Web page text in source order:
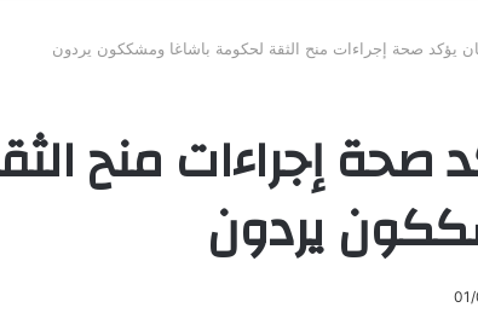
يؤكد صحة إجراءات منح الثقة لحكومة باشاغا ومشككون يردون
صحة إجراءات منح
يردون